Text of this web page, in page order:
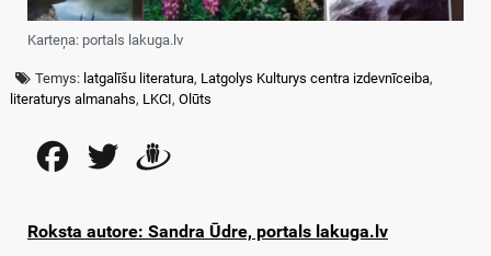
Karteņa: portals lakuga.lv
Temys: latgalīšu literatura, Latgolys Kulturys centra izdevnīceiba,
literaturys almanahs, LKCI, Olūts
FacebookTwitter
Roksta autore: Sandra Ūdre, portals lakuga.lv